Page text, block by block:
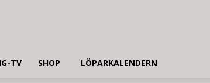
TV SHOP LÖPARKALENDERN